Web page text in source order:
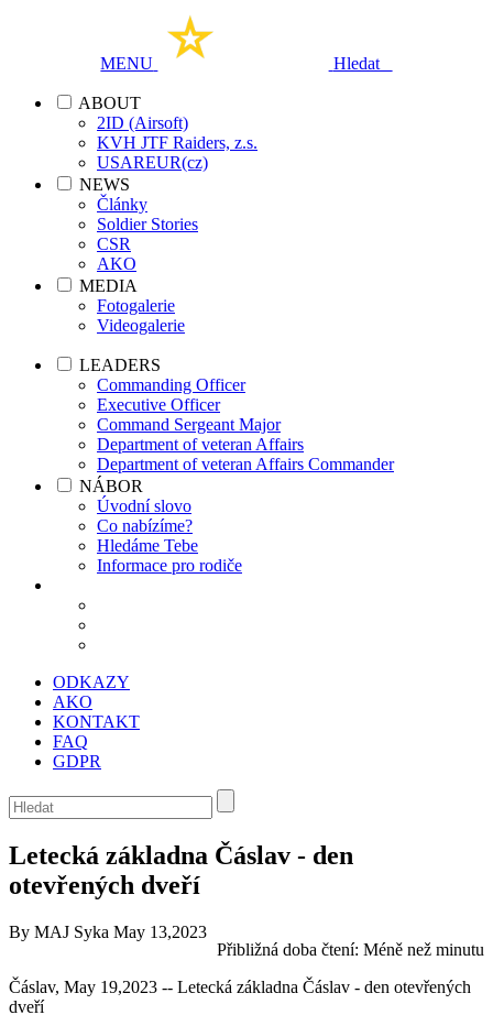
MENU Hledat
ABOUT
2ID (Airsoft)
KVH JTF Raiders, z.s.
USAREUR(cz)
NEWS
Články
Soldier Stories
CSR
AKO
MEDIA
Fotogalerie
Videogalerie
LEADERS
Commanding Officer
Executive Officer
Command Sergeant Major
Department of veteran Affairs
Department of veteran Affairs Commander
NÁBOR
Úvodní slovo
Co nabízíme?
Hledáme Tebe
Informace pro rodiče
ODKAZY
AKO
KONTAKT
FAQ
GDPR
Letecká základna Čáslav - den
otevřených dveří
Přibližná doba čtení: Méně než minutu
By MAJ Syka May 13,2023
Čáslav, May 19,2023 -- Letecká základna Čáslav - den otevřených
dveří